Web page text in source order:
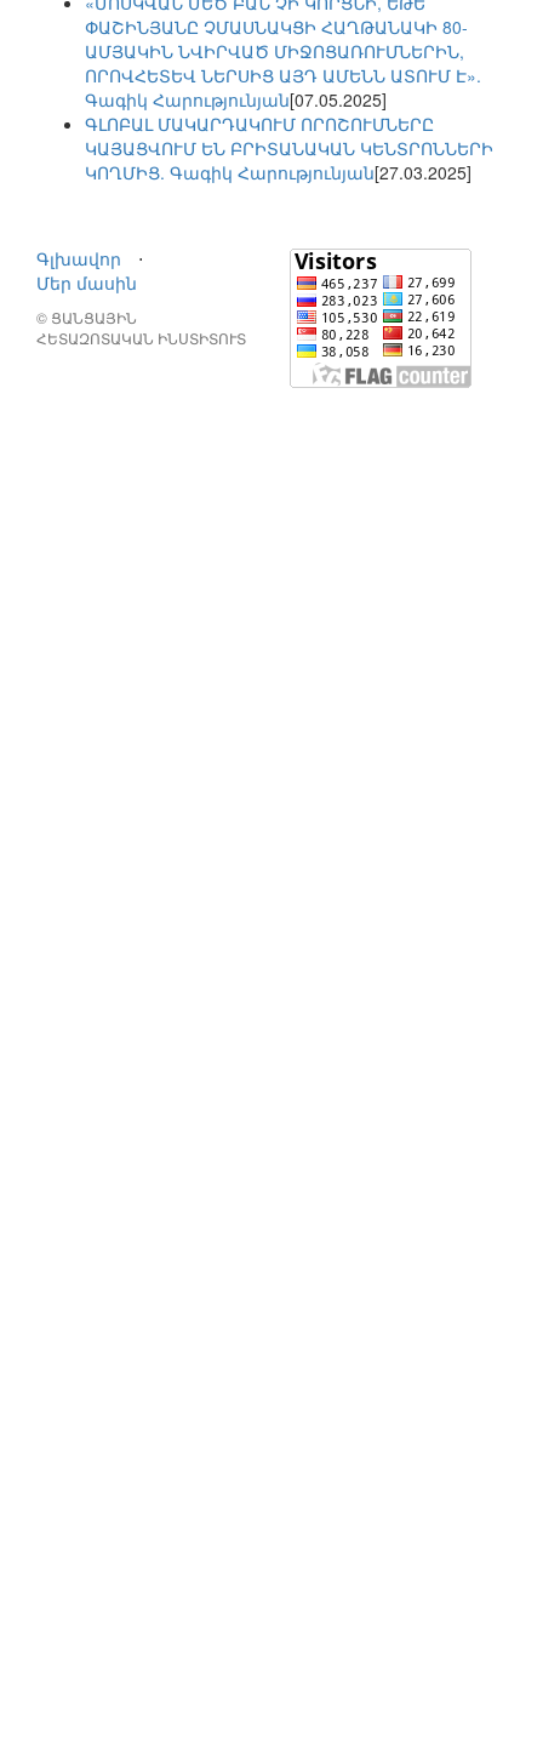
ՓԱՇԻՆՅԱՆԸ ՉՄԱՍՆԱԿՑԻ ՀԱՂԹԱՆԱԿԻ 80-
ԱՄՅԱԿԻՆ ՆՎԻՐՎԱԾ ՄԻՋՈՑԱՌՈՒՄՆԵՐԻՆ,
ՈՐՈՎՀԵՏԵՎ ՆԵՐՍԻՑ ԱՅԴ ԱՄԵՆՆ ԱՏՈՒՄ Է».
Գագիկ Հարությունյան[07.05.2025]
ԳԼՈԲԱԼ ՄԱԿԱՐԴԱԿՈՒՄ ՈՐՈՇՈՒՄՆԵՐԸ
ԿԱՅԱՑՎՈՒՄ ԵՆ ԲՐԻՏԱՆԱԿԱՆ ԿԵՆՏՐՈՆՆԵՐԻ
ԿՈՂՄԻՑ. Գագիկ Հարությունյան[27.03.2025]
Գլխավոր
⋅
Մեր մասին
© ՑԱՆՑԱՅԻՆ
ՀԵՏԱԶՈՏԱԿԱՆ ԻՆՍՏԻՏՈՒՏ